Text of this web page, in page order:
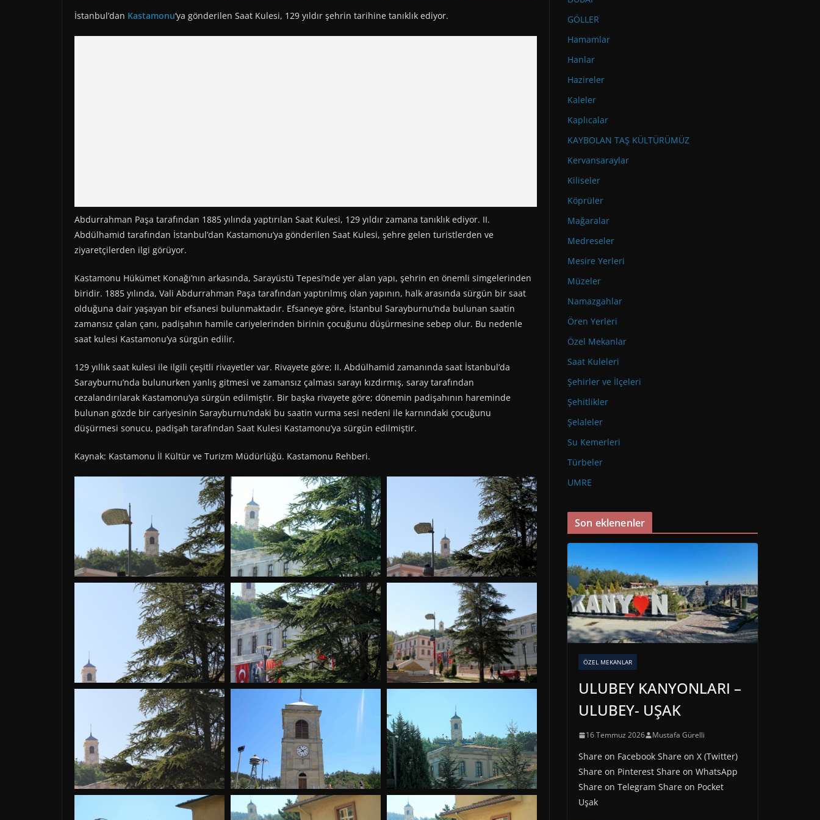
İstanbul’dan Kastamonu‘ya gönderilen Saat Kulesi, 129 yıldır şehrin tarihine tanıklık ediyor.
Abdurrahman Paşa tarafından 1885 yılında yaptırılan Saat Kulesi, 129 yıldır zamana tanıklık ediyor. II.
Abdülhamid tarafından İstanbul’dan Kastamonu’ya gönderilen Saat Kulesi, şehre gelen turistlerden ve
ziyaretçilerden ilgi görüyor.
Kastamonu Hükümet Konağı’nın arkasında, Sarayüstü Tepesi’nde yer alan yapı, şehrin en önemli simgelerinden
biridir. 1885 yılında, Vali Abdurrahman Paşa tarafından yaptırılmış olan yapının, halk arasında sürgün bir saat
olduğuna dair yaşayan bir efsanesi bulunmaktadır. Efsaneye göre, İstanbul Sarayburnu’nda bulunan saatin
zamansız çalan çanı, padişahın hamile cariyelerinden birinin çocuğunu düşürmesine sebep olur. Bu nedenle
saat kulesi Kastamonu’ya sürgün edilir.
129 yıllık saat kulesi ile ilgili çeşitli rivayetler var. Rivayete göre; II. Abdülhamid zamanında saat İstanbul’da
Sarayburnu’nda bulunurken yanlış gitmesi ve zamansız çalması sarayı kızdırmış, saray tarafından
cezalandırılarak Kastamonu’ya sürgün edilmiştir. Bir başka rivayete göre; dönemin padişahının hareminde
bulunan gözde bir cariyesinin Sarayburnu’ndaki bu saatin vurma sesi nedeni ile karnındaki çocuğunu
düşürmesi sonucu, padişah tarafından Saat Kulesi Kastamonu’ya sürgün edilmiştir.
Kaynak: Kastamonu İl Kültür ve Turizm Müdürlüğü. Kastamonu Rehberi.
GÖLLER
Hamamlar
Hanlar
Hazireler
Kaleler
Kaplıcalar
KAYBOLAN TAŞ KÜLTÜRÜMÜZ
Kervansaraylar
Kiliseler
Köprüler
Mağaralar
Medreseler
Mesire Yerleri
Müzeler
Namazgahlar
Ören Yerleri
Özel Mekanlar
Saat Kuleleri
Şehirler ve İlçeleri
Şehitlikler
Şelaleler
Su Kemerleri
Türbeler
UMRE
Son eklenenler
ÖZEL MEKANLAR
ULUBEY KANYONLARI –
ULUBEY- UŞAK
16 Temmuz 2026 Mustafa Gürelli
Share on Facebook Share on X (Twitter)
Share on Pinterest Share on WhatsApp
Share on Telegram Share on Pocket
Uşak